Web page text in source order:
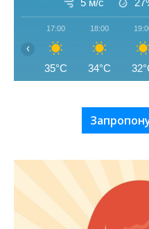
17:00
35°C
18:00
34°C
‹